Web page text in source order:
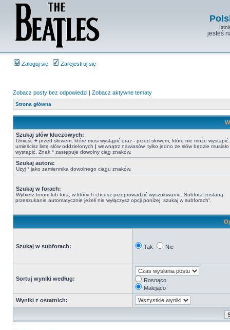
jesteś
Zaloguj się Zarejestruj się
Zobacz posty bez odpowiedzi | Zobacz aktywne tematy
Strona główna
Szukaj słów kluczowych:
Umieść + przed słowem, które musi wystąpić oraz - przed słowem, które nie może
umieścisz listę słów oddzielonych | wewnątrz nawiasów, tylko jedno ze słów będzie musiało
wystąpić. Znak * zastępuje dowolny ciąg znaków.
Szukaj autora:
Użyj * jako zamiennika dowolnego ciągu znaków.
Szukaj w forach:
Wybierz forum lub fora, w których chcesz przeprowadzić wyszukiwanie. Subfora zostaną
przeszukanie automatycznie jeżeli nie wyłączysz opcji poniżej “szukaj w subforach“.
Szukaj w subforach: Tak Nie
Sortuj wyniki według:
Rosnąco
Malejąco
Wyniki z ostatnich: